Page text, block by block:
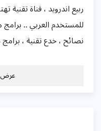
ربيع اندرويد ، قناة تقنية
للمستخدم العربي ..
نصائح ، خدع تقنية ،
عرض